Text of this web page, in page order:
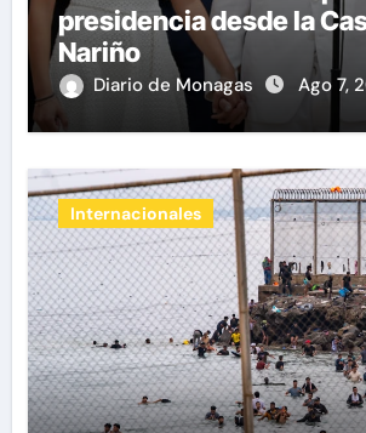
presidencia desde la
Nariño
Diario de Monagas Ago 7,
Internacionales